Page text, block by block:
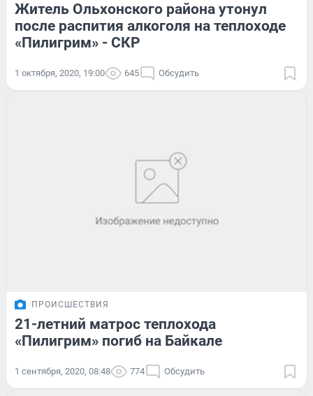
Житель Ольхонского района утонул
после распития алкоголя на теплоходе
«Пилигрим» - СКР
1 октября, 2020, 19:00 645 Обсудить
ПРОИСШЕСТВИЯ
21-летний матрос теплохода
«Пилигрим» погиб на Байкале
1 сентября, 2020, 08:48 774 Обсудить